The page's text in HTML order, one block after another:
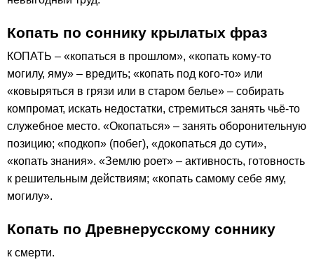
Копать по соннику крылатых фраз
КОПАТЬ – «копаться в прошлом», «копать кому-то
могилу, яму» – вредить; «копать под кого-то» или
«ковыряться в грязи или в старом белье» – собирать
компромат, искать недостатки, стремиться занять чьё-то
служебное место. «Окопаться» – занять оборонительную
позицию; «подкоп» (побег), «докопаться до сути»,
«копать знания». «Землю роет» – активность, готовность
к решительным действиям; «копать самому себе яму,
могилу».
Копать по Древнерусскому соннику
к смерти.